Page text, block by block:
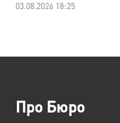
03.08.2026 18:25
Про Бюро